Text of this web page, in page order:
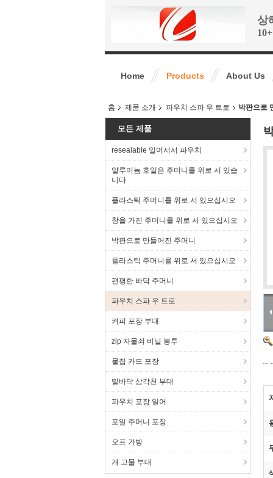
상
Home Products About Us
홈 제품 소개 파우치 스파 우 트로 박판으로
모든 제품
resealable 일어서서 파우치
알루미늄 호일은 주머니를 위로 서 있습
니다
플라스틱 주머니를 위로 서 있으십시오
창을 가진 주머니를 위로 서 있으십시오
박판으로 만들어진 주머니
플라스틱 주머니를 위로 서 있으십시오
편평한 바닥 주머니
파우치 스파 우 트로
커피 포장 부대
zip 자물쇠 비닐 봉투
물집 카드 포장
밑바닥 삼각천 부대
파우치 포장 일어
포일 주머니 포장
오프 가방
개 고물 부대